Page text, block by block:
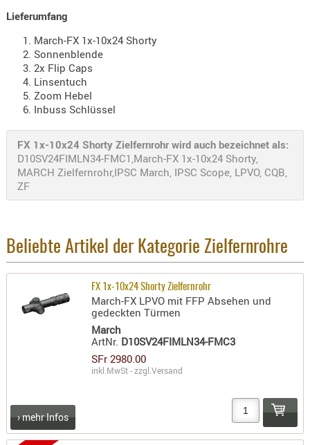
Lieferumfang
March-FX 1x-10x24 Shorty
Sonnenblende
2x Flip Caps
Linsentuch
Zoom Hebel
Inbuss Schlüssel
FX 1x-10x24 Shorty Zielfernrohr wird auch bezeichnet als:
D10SV24FIMLN34-FMC1,March-FX 1x-10x24 Shorty,
MARCH Zielfernrohr,IPSC March, IPSC Scope, LPVO, CQB,
ZF
Beliebte Artikel der Kategorie Zielfernrohre
FX 1x-10x24 Shorty Zielfernrohr
March-FX LPVO mit FFP Absehen und
gedeckten Türmen
March
ArtNr. D10SV24FIMLN34-FMC3
SFr 2980.00
inkl.MwSt - zzgl.Versand
› mehr Infos